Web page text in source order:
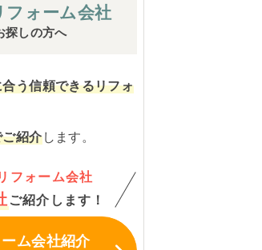
フォーム会社
探しの方へ
う信頼できるリフォ
紹介します。
フォーム会社
ご紹介します！
ーム会社紹介